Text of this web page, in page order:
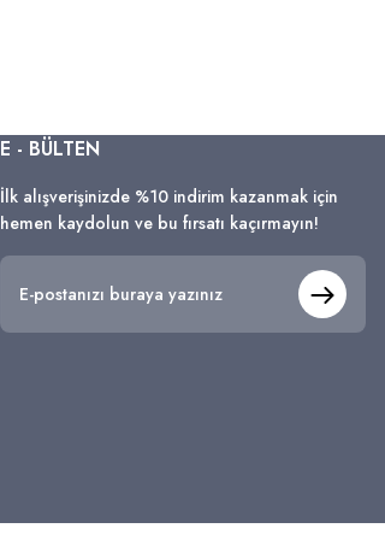
E - BÜLTEN
İlk alışverişinizde %10 indirim kazanmak için
hemen kaydolun ve bu fırsatı kaçırmayın!